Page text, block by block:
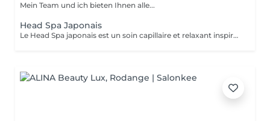
Mein Team und ich bieten Ihnen alle...
Head Spa Japonais
Le Head Spa japonais est un soin capillaire et relaxant inspiré des rituels de bien-être japonais. Alliant techniques de massage du cuir chevelu, soins purifiants et hydratants, il cible à la fois la santé des cheveux et l'apaisement de l'esprit. Grâce à des mouvements précis et à des produits naturels, ce rituel libère les tensions, améliore la circulation sanguine et stimule la croissance capillaire. Idéal pour ceux qui recherchent un moment de détente profonde et des cheveux revitalisés, le Head Spa japonais apporte fraîcheur, équilibre et éclat des racines aux pointes.